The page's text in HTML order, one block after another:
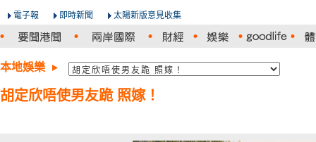
電子報 即時新聞 太陽新版意見收集
本地娛樂
胡定欣唔使男友跪 照嫁！